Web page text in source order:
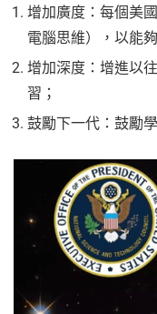
增加廣度：每個美
電腦思維），以能
增加深度：增進以
習；
鼓勵下一代：鼓勵